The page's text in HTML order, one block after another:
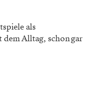
als
Alltag, schon gar